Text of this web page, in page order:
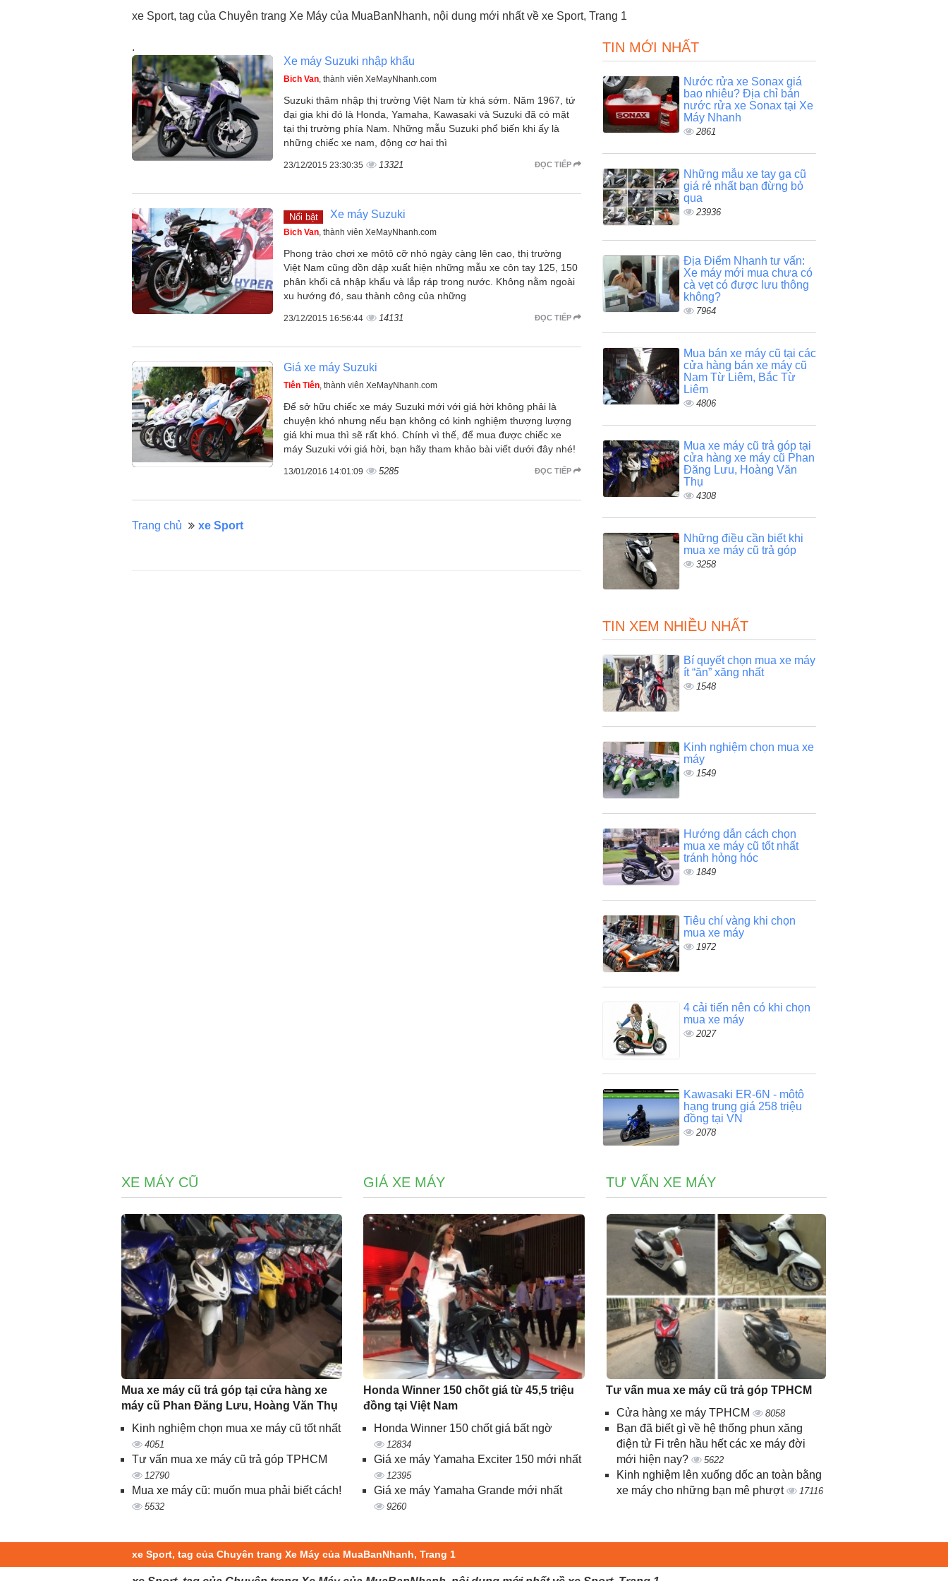
xe Sport, tag của Chuyên trang Xe Máy của MuaBanNhanh, nội dung mới nhất về xe Sport, Trang 1
.
Xe máy Suzuki nhập khẩu
Bich Van, thành viên XeMayNhanh.com
Suzuki thâm nhập thị trường Việt Nam từ khá sớm. Năm 1967, tứ
đại gia khi đó là Honda, Yamaha, Kawasaki và Suzuki đã có mặt
tại thị trường phía Nam. Những mẫu Suzuki phổ biến khi ấy là
những chiếc xe nam, động cơ hai thì
ĐỌC TIẾP
23/12/2015 23:30:35 13321
Nổi bật Xe máy Suzuki
Bich Van, thành viên XeMayNhanh.com
Phong trào chơi xe môtô cỡ nhỏ ngày càng lên cao, thị trường
Việt Nam cũng dồn dập xuất hiện những mẫu xe côn tay 125, 150
phân khối cả nhập khẩu và lắp ráp trong nước. Không nằm ngoài
xu hướng đó, sau thành công của những
ĐỌC TIẾP
23/12/2015 16:56:44 14131
Giá xe máy Suzuki
Tiên Tiên, thành viên XeMayNhanh.com
Để sở hữu chiếc xe máy Suzuki mới với giá hời không phải là
chuyện khó nhưng nếu bạn không có kinh nghiệm thượng lượng
giá khi mua thì sẽ rất khó. Chính vì thế, để mua được chiếc xe
máy Suzuki với giá hời, bạn hãy tham khảo bài viết dưới đây nhé!
ĐỌC TIẾP
13/01/2016 14:01:09 5285
Trang chủ xe Sport
TIN MỚI NHẤT
Nước rửa xe Sonax giá
bao nhiêu? Địa chỉ bán
nước rửa xe Sonax tại Xe
Máy Nhanh
2861
Những mẫu xe tay ga cũ
giá rẻ nhất bạn đừng bỏ
qua
23936
Địa Điểm Nhanh tư vấn:
Xe máy mới mua chưa có
cà vẹt có được lưu thông
không?
7964
Mua bán xe máy cũ tại các
cửa hàng bán xe máy cũ
Nam Từ Liêm, Bắc Từ
Liêm
4806
Mua xe máy cũ trả góp tại
cửa hàng xe máy cũ Phan
Đăng Lưu, Hoàng Văn
Thụ
4308
Những điều cần biết khi
mua xe máy cũ trả góp
3258
TIN XEM NHIỀU NHẤT
Bí quyết chọn mua xe máy
ít “ăn” xăng nhất
1548
Kinh nghiệm chọn mua xe
máy
1549
Hướng dẫn cách chọn
mua xe máy cũ tốt nhất
tránh hỏng hóc
1849
Tiêu chí vàng khi chọn
mua xe máy
1972
4 cải tiến nên có khi chọn
mua xe máy
2027
Kawasaki ER-6N - môtô
hạng trung giá 258 triệu
đồng tại VN
2078
XE MÁY CŨ
Mua xe máy cũ trả góp tại cửa hàng xe
máy cũ Phan Đăng Lưu, Hoàng Văn Thụ
Kinh nghiệm chọn mua xe máy cũ tốt nhất
4051
Tư vấn mua xe máy cũ trả góp TPHCM
12790
Mua xe máy cũ: muốn mua phải biết cách!
5532
GIÁ XE MÁY
Honda Winner 150 chốt giá từ 45,5 triệu
đồng tại Việt Nam
Honda Winner 150 chốt giá bất ngờ
12834
Giá xe máy Yamaha Exciter 150 mới nhất
12395
Giá xe máy Yamaha Grande mới nhất
9260
TƯ VẤN XE MÁY
Tư vấn mua xe máy cũ trả góp TPHCM
Cửa hàng xe máy TPHCM
8058
Bạn đã biết gì về hệ thống phun xăng
điện tử Fi trên hầu hết các xe máy đời
mới hiện nay?
5622
Kinh nghiệm lên xuống dốc an toàn bằng
xe máy cho những bạn mê phượt
17116
xe Sport, tag của Chuyên trang Xe Máy của MuaBanNhanh, Trang 1